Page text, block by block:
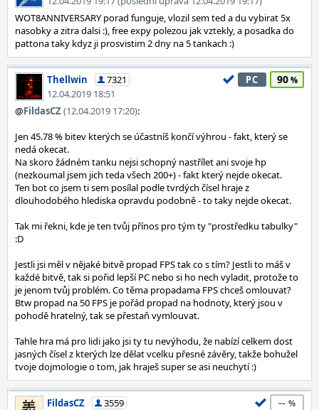
WOT8ANNIVERSARY porad funguje, vlozil sem ted a du vybirat 5x
nasobky a zitra dalsi :), free expy polezou jak vztekly, a posadka do
pattona taky kdyz ji prosvistim 2 dny na 5 tankach :)
Thellwin
7321
12.04.2019 18:51
PC 90
@FildasCZ(12.04.2019 17:20):
Jen 45.78 % bitev kterých se účastníš končí výhrou - fakt, který se
nedá okecat.
Na skoro žádném tanku nejsi schopný nastřílet ani svoje hp
(nezkoumal jsem jich teda všech 200+) - fakt který nejde okecat.
Ten bot co jsem ti sem posílal podle tvrdých čísel hraje z
dlouhodobého hlediska opravdu podobně - to taky nejde okecat.
Tak mi řekni, kde je ten tvůj přínos pro tým ty "prostředku tabulky"
:D
Jestli jsi měl v nějaké bitvě propad FPS tak co s tím? Jestli to máš v
každé bitvě, tak si pořid lepší PC nebo si ho nech vyladit, protože to
je jenom tvůj problém. Co těma propadama FPS chceš omlouvat?
Btw propad na 50 FPS je pořád propad na hodnoty, který jsou v
pohodě hratelný, tak se přestaň vymlouvat.
Tahle hra má pro lidi jako jsi ty tu nevýhodu, že nabízí celkem dost
jasných čísel z kterých lze dělat vcelku přesné závěry, takže bohužel
tvoje dojmologie o tom, jak hraješ super se asi neuchytí :)
FildasCZ
3559
--